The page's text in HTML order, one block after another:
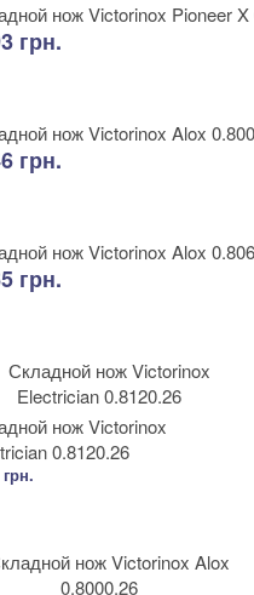
нож Victorinox Pioneer X
грн.
нож Victorinox Alox
грн.
нож Victorinox Alox
грн.
нож Victorinox
0.8120.26